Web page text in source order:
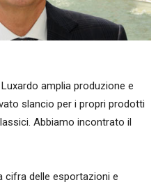
amplia produzione e
slancio per i propri prodotti
Abbiamo incontrato il
cifra delle esportazioni e